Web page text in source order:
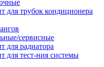
для трубок кондиционера
сервисные
для радиатора
для тест-ния системы